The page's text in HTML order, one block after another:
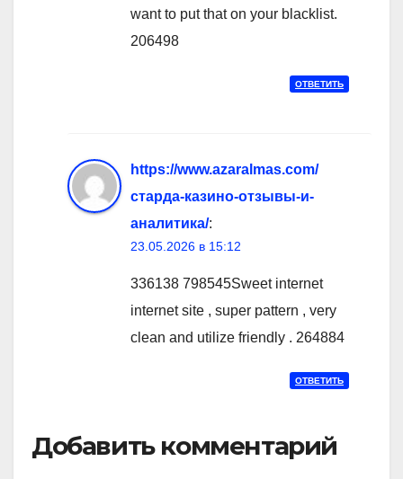
want to put that on your blacklist.
206498
ОТВЕТИТЬ
https://www.azaralmas.com/
старда-казино-отзывы-и-
аналитика/:
23.05.2026 в 15:12
336138 798545Sweet internet
internet site , super pattern , very
clean and utilize friendly . 264884
ОТВЕТИТЬ
Добавить комментарий